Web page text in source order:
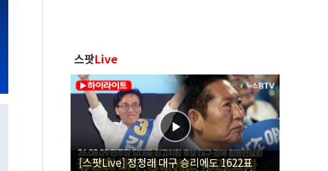
스팟Live
[스팟Live] 정청래 대구 승리에도 1622표